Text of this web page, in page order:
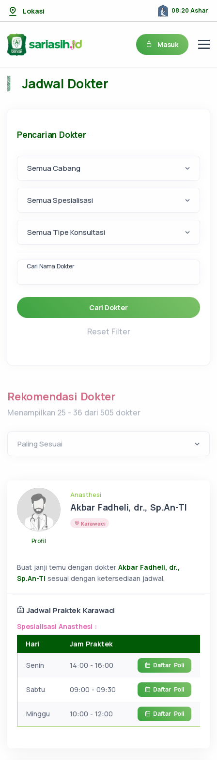
Lokasi 08:20 Ashar
Masuk
Jadwal Dokter
Pencarian Dokter
Cari Nama Dokter
Cari Dokter
Reset Filter
Rekomendasi Dokter
Menampilkan 25 - 36 dari 505 dokter
Profil
Anasthesi
Akbar Fadheli, dr., Sp.An-TI
Karawaci
Buat janji temu dengan dokter Akbar Fadheli, dr.,
Sp.An-TI sesuai dengan ketersediaan jadwal.
Jadwal Praktek Karawaci
Spesialisasi Anasthesi :
Hari
Jam Praktek
Senin 14:00 - 16:00 Daftar Poli
Sabtu 09:00 - 09:30 Daftar Poli
Minggu 10:00 - 12:00 Daftar Poli